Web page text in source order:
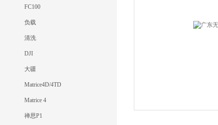
FC100
负载
清洗
DJI
大疆
Matrice4D/4TD
Matrice 4
禅思P1